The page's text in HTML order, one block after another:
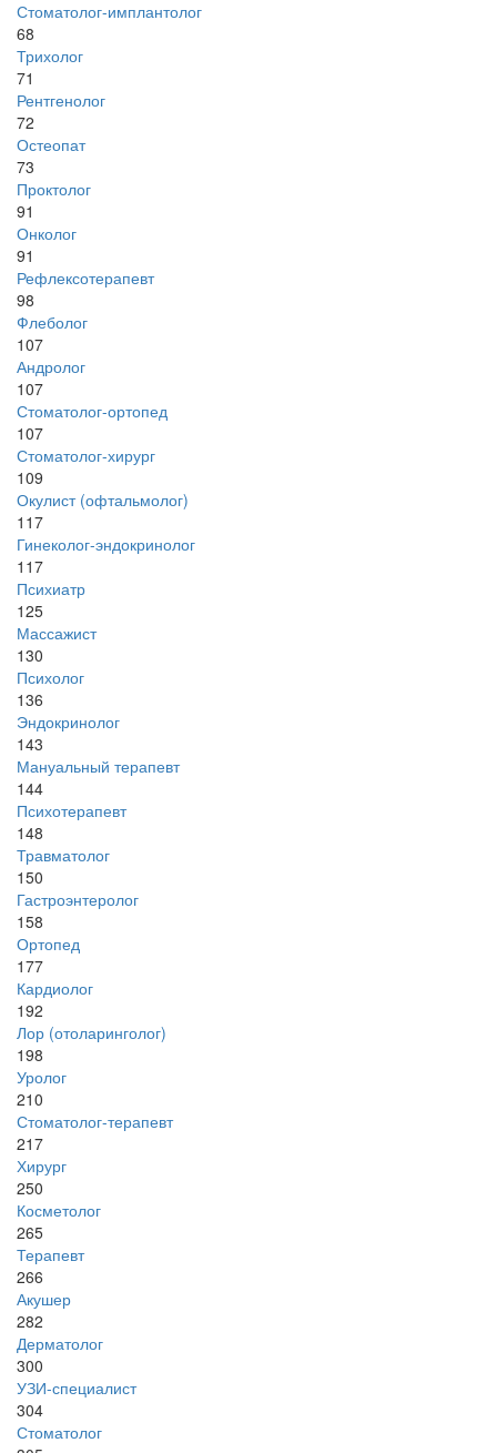
Стоматолог-имплантолог
68
Трихолог
71
Рентгенолог
72
Остеопат
73
Проктолог
91
Онколог
91
Рефлексотерапевт
98
Флеболог
107
Андролог
107
Стоматолог-ортопед
107
Стоматолог-хирург
109
Окулист (офтальмолог)
117
Гинеколог-эндокринолог
117
Психиатр
125
Массажист
130
Психолог
136
Эндокринолог
143
Мануальный терапевт
144
Психотерапевт
148
Травматолог
150
Гастроэнтеролог
158
Ортопед
177
Кардиолог
192
Лор (отоларинголог)
198
Уролог
210
Стоматолог-терапевт
217
Хирург
250
Косметолог
265
Терапевт
266
Акушер
282
Дерматолог
300
УЗИ-специалист
304
Стоматолог